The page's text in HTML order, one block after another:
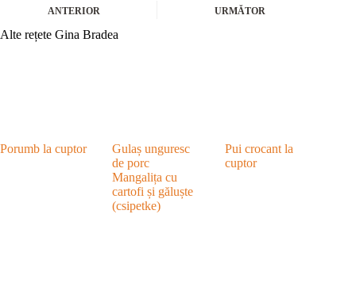
ANTERIOR URMĂTOR
Alte rețete Gina Bradea
Porumb la cuptor
Gulaș unguresc
de porc
Mangalița cu
cartofi și găluște
(csipetke)
Pui crocant la
cuptor